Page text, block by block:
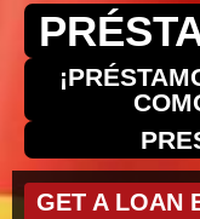
GET A LOAN